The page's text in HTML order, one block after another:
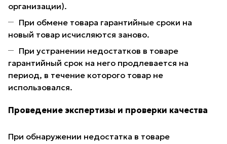
организации).
При обмене товара гарантийные сроки на
новый товар исчисляются заново.
При устранении недостатков в товаре
гарантийный срок на него продлевается на
период, в течение которого товар не
использовался.
Проведение экспертизы и проверки качества
При обнаружении недостатка в товаре